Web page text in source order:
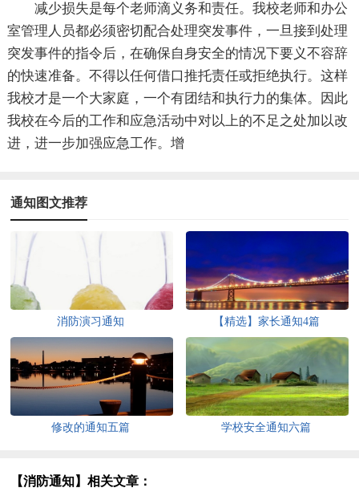
减少损失是每个老师滴义务和责任。我校老师和办公
室管理人员都必须密切配合处理突发事件，一旦接到处理
突发事件的指令后，在确保自身安全的情况下要义不容辞
的快速准备。不得以任何借口推托责任或拒绝执行。这样
我校才是一个大家庭，一个有团结和执行力的集体。因此
我校在今后的工作和应急活动中对以上的不足之处加以改
进，进一步加强应急工作。增
通知图文推荐
消防演习通知 【精选】家长通知4篇
修改的通知五篇 学校安全通知六篇
【消防通知】相关文章：